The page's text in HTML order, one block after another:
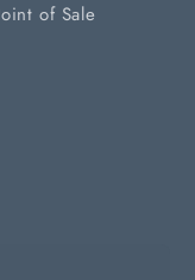
of Sale